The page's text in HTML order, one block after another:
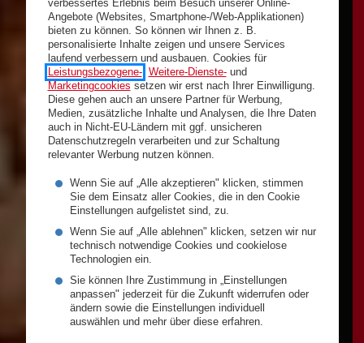
verbessertes Erlebnis beim Besuch unserer Online-
Angebote (Websites, Smartphone-/Web-Applikationen)
bieten zu können. So können wir Ihnen z. B.
personalisierte Inhalte zeigen und unsere Services
laufend verbessern und ausbauen. Cookies für
Leistungsbezogene-, Weitere-Dienste-und
Marketingcookies setzen wir erst nach Ihrer Einwilligung.
Diese gehen auch an unsere Partner für Werbung,
Medien, zusätzliche Inhalte und Analysen, die Ihre Daten
auch in Nicht-EU-Ländern mit ggf. unsicheren
Datenschutzregeln verarbeiten und zur Schaltung
relevanter Werbung nutzen können.
Wenn Sie auf „Alle akzeptieren" klicken, stimmen
Sie dem Einsatz aller Cookies, die in den Cookie
Einstellungen aufgelistet sind, zu.
Wenn Sie auf „Alle ablehnen" klicken, setzen wir nur
technisch notwendige Cookies und cookielose
Technologien ein.
Sie können Ihre Zustimmung in „Einstellungen
anpassen" jederzeit für die Zukunft widerrufen oder
ändern sowie die Einstellungen individuell
auswählen und mehr über diese erfahren.